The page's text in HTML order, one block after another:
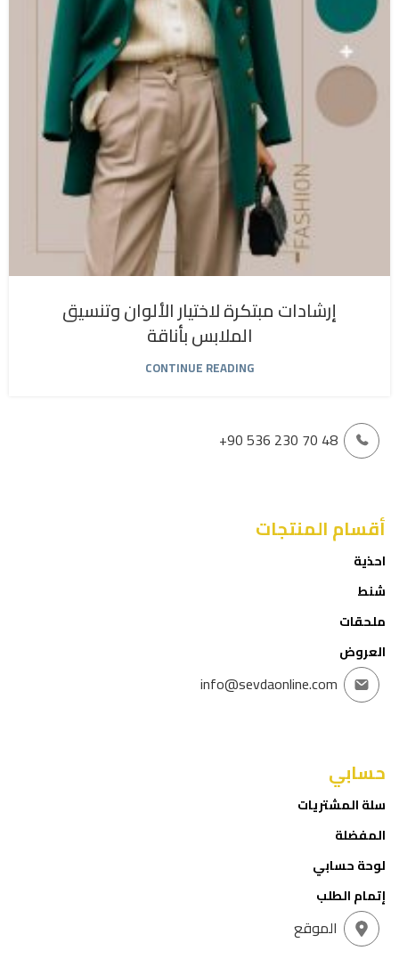
إرشادات مبتكرة لاختيار الألوان وتنسيق
الملابس بأناقة
CONTINUE READING
+90 536 230 70 48
أقسام المنتجات
احذية
شنط
ملحقات
العروض
info@sevdaonline.com
حسابي
سلة المشتريات
المفضلة
لوحة حسابي
إتمام الطلب
الموقع